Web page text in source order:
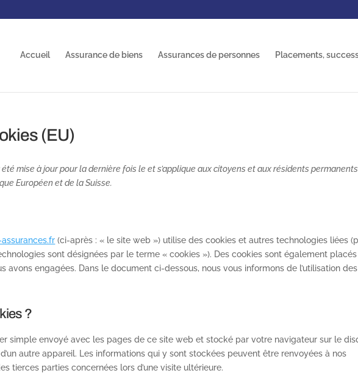
Accueil Assurance de biens Assurances de personnes Placements,
(EU)
mise à jour pour la dernière fois le et s’applique aux citoyens et aux résidents permanents
Européen et de la Suisse.
(ci-après : « le site web ») utilise des cookies et autres technologies liées
sont désignées par le terme « cookies »). Des cookies sont également
avons engagées. Dans le document ci-dessous, nous vous informons de l’utilisation des
?
simple envoyé avec les pages de ce site web et stocké par votre navigateur sur le
autre appareil. Les informations qui y sont stockées peuvent être renvoyées à nos
tierces parties concernées lors d’une visite ultérieure.